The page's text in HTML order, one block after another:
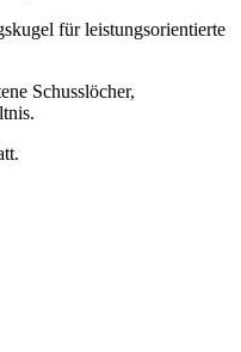
für leistungsorientierte
Schusslöcher,